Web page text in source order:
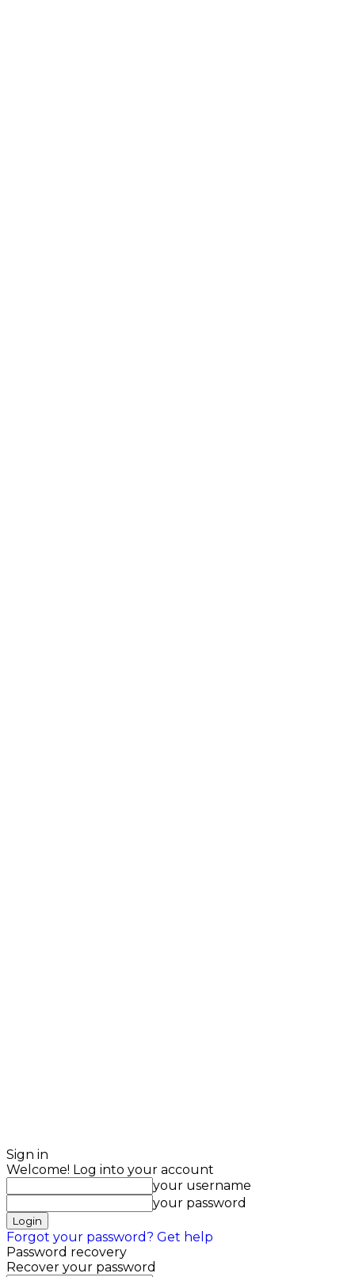
Sign in
Welcome! Log into your account
your username
your password
Forgot your password? Get help
Password recovery
Recover your password